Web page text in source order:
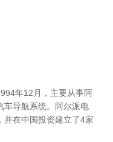
年12月，主要从事阿
车导航系统。阿尔派电
并在中国投资建立了4家